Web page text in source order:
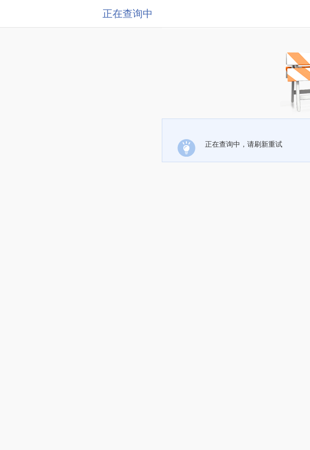
正在查询中
正在查询中，请刷新重试